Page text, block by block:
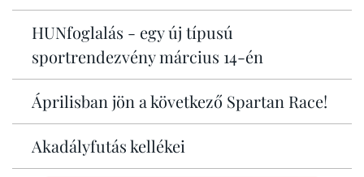
HUNfoglalás - egy új típusú
sportrendezvény március 14-én
Áprilisban jön a következő Spartan Race!
Akadályfutás kellékei